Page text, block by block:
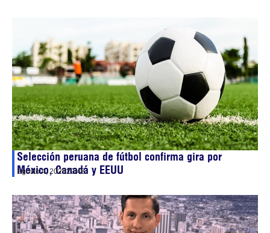
Selección peruana de fútbol confirma gira por
México, Canadá y EEUU
agosto 4, 202622:48